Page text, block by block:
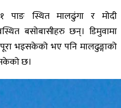
पाङ स्थित मालढुंगा र मोदी
बसोबासीहरु छन्। डिमुवामा
भइसकेको भए पनि मालढुङ्गाको
छ।